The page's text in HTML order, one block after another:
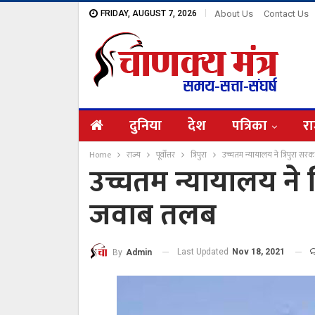
FRIDAY, AUGUST 7, 2026 About Us Contact Us
दुनिया देश पत्रिका
Home राज्य पूर्वोत्तर त्रिपुरा उच्चतम न्यायालय ने त्रिपुरा
उच्चतम न्यायालय ने
जवाब तलब
By Admin Last Updated Nov 18, 2021